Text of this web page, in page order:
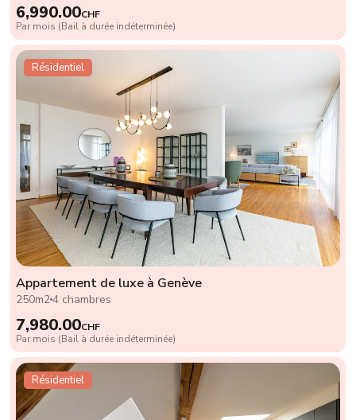
6,990.00CHF
Par mois (Bail à durée indéterminée)
Résidentiel
Appartement de luxe à Genève
250m24 chambres
7,980.00CHF
Par mois (Bail à durée indéterminée)
Résidentiel